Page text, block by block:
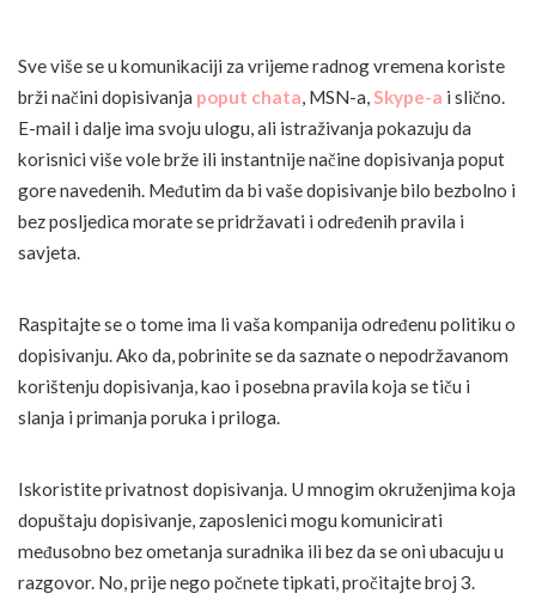
Sve više se u komunikaciji za vrijeme radnog vremena koriste
brži načini dopisivanja poput chata, MSN-a, Skype-a i slično.
E-mail i dalje ima svoju ulogu, ali istraživanja pokazuju da
korisnici više vole brže ili instantnije načine dopisivanja poput
gore navedenih. Međutim da bi vaše dopisivanje bilo bezbolno i
bez posljedica morate se pridržavati i određenih pravila i
savjeta.
Raspitajte se o tome ima li vaša kompanija određenu politiku o
dopisivanju. Ako da, pobrinite se da saznate o nepodržavanom
korištenju dopisivanja, kao i posebna pravila koja se tiču i
slanja i primanja poruka i priloga.
Iskoristite privatnost dopisivanja. U mnogim okruženjima koja
dopuštaju dopisivanje, zaposlenici mogu komunicirati
međusobno bez ometanja suradnika ili bez da se oni ubacuju u
razgovor. No, prije nego počnete tipkati, pročitajte broj 3.